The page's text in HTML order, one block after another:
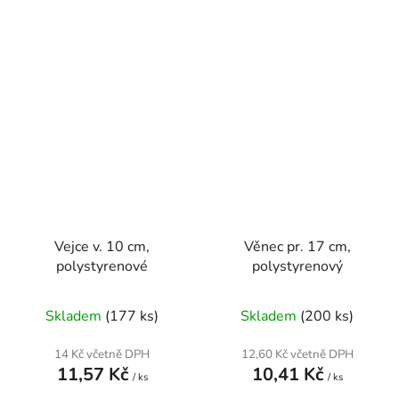
Vejce v. 10 cm,
polystyrenové
Skladem (177 ks)
14 Kč včetně DPH
11,57 Kč / ks
Věnec pr. 17 cm,
polystyrenový
Skladem (200 ks)
12,60 Kč včetně DPH
10,41 Kč / ks